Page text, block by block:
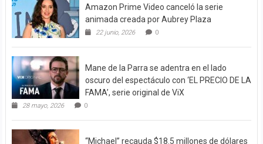
Amazon Prime Video canceló la serie
animada creada por Aubrey Plaza
22 junio, 2026 0
Mane de la Parra se adentra en el lado
oscuro del espectáculo con ‘EL PRECIO DE LA
FAMA’, serie original de ViX
28 mayo, 2026 0
“Michael” recauda $18.5 millones de dólares